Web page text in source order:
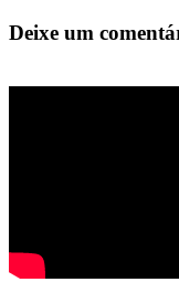
Deixe um